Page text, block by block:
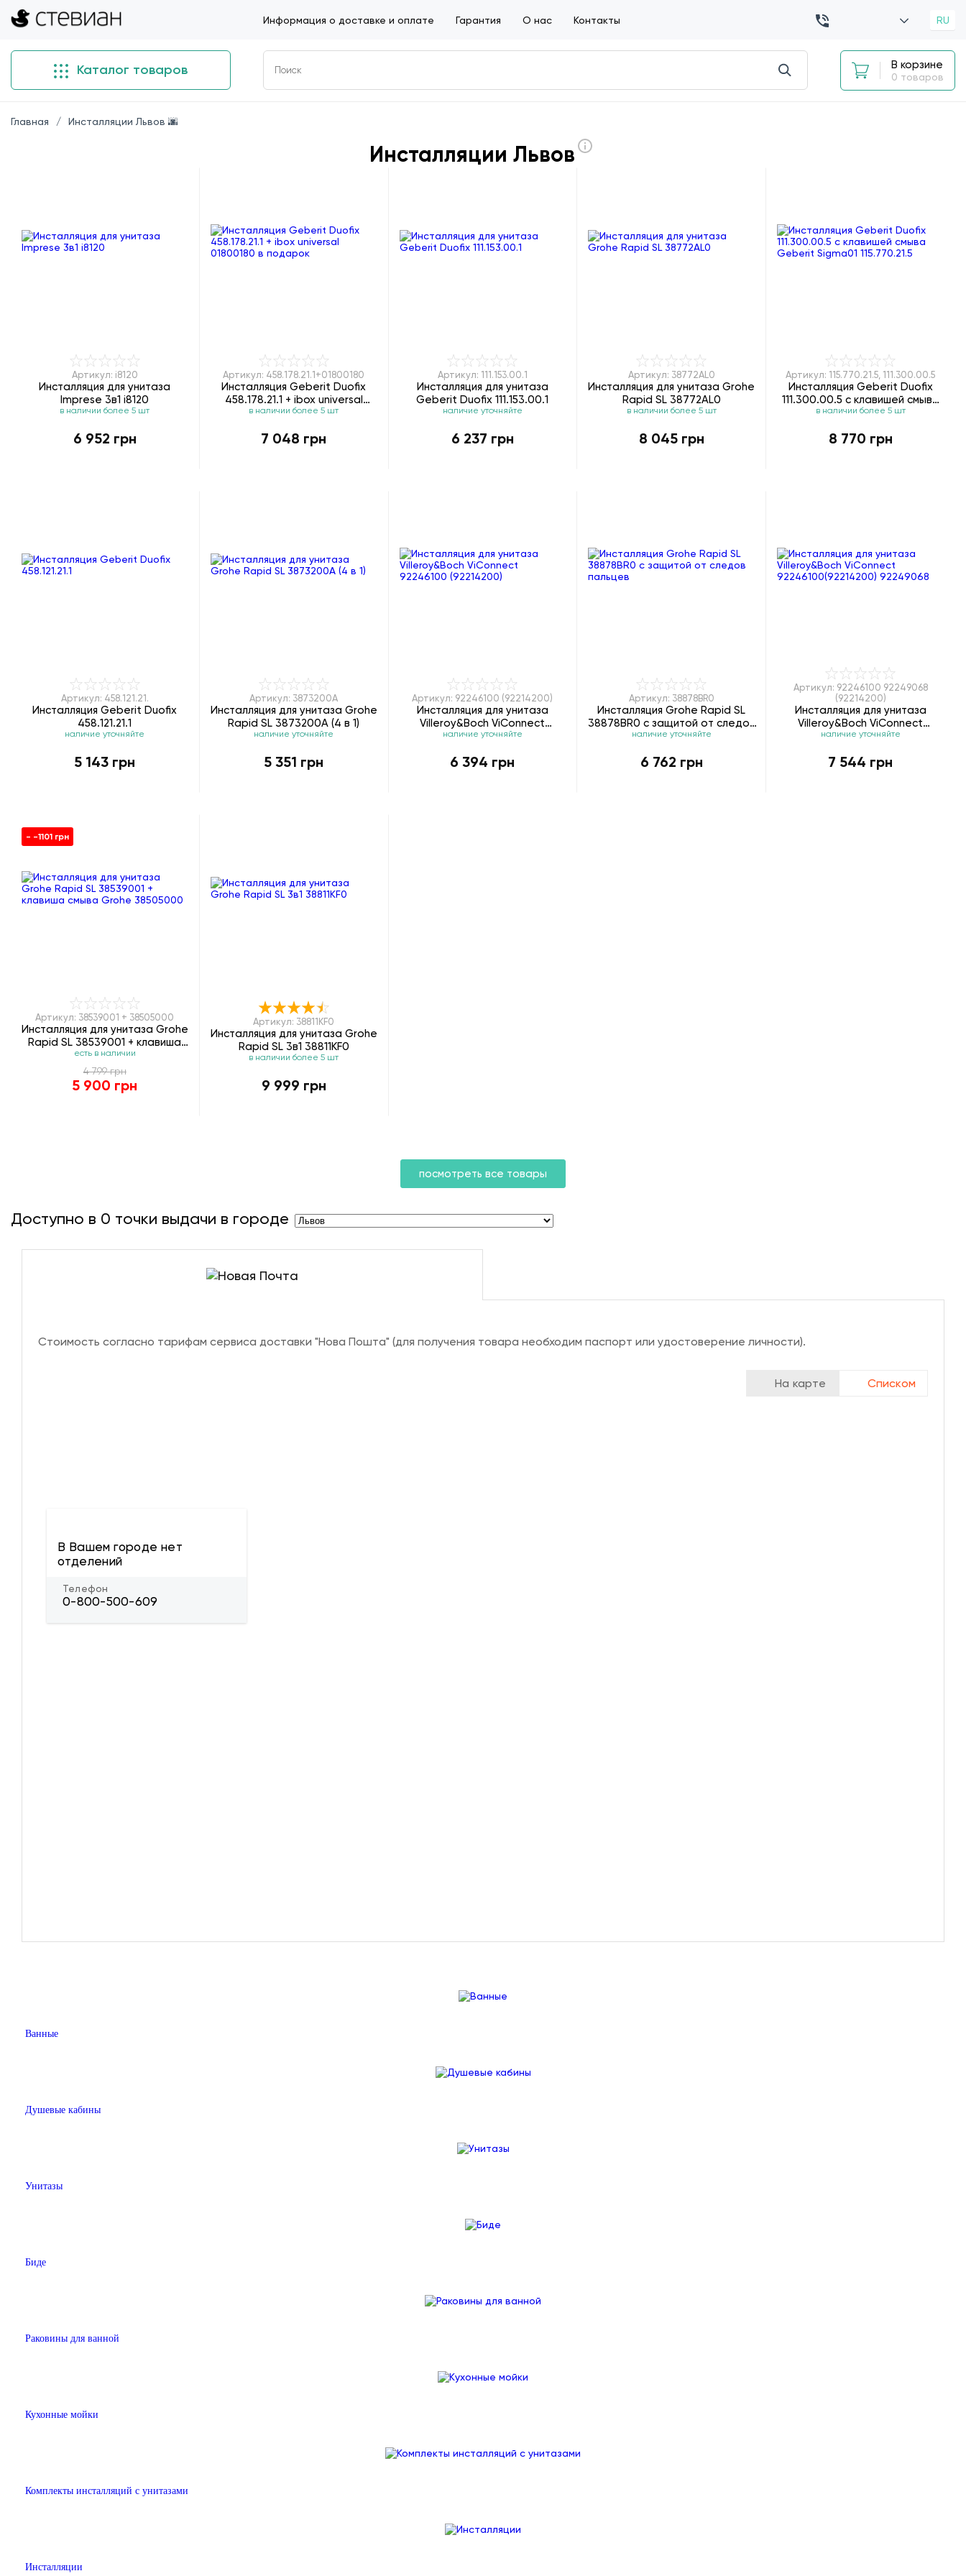
Информация о доставке и оплате Гарантия О нас Контакты RU
Каталог товаров В корзине
0 товаров
Главная Инсталляции Львов 🌆
Инсталляции Львов
Артикул: i8120
Инсталляция для унитаза
Imprese 3в1 i8120
в наличии более 5 шт
6 952 грн
Артикул: 458.178.21.1+01800180
Инсталляция Geberit Duofix
458.178.21.1 + ibox universal
01800180
в наличии более 5 шт
7 048 грн
Артикул: 111.153.00.1
Инсталляция для унитаза
Geberit Duofix 111.153.00.1
наличие уточняйте
6 237 грн
Артикул: 38772AL0
Инсталляция для унитаза Grohe
Rapid SL 38772AL0
в наличии более 5 шт
8 045 грн
Артикул: 115.770.21.5, 111.300.00.5
Инсталляция Geberit Duofix
111.300.00.5 с клавишей смыва
Geberit Sigma01 115.770.21.5
в наличии более 5 шт
8 770 грн
Артикул: 458.121.21.
Инсталляция Geberit Duofix
458.121.21.1
наличие уточняйте
5 143 грн
Артикул: 3873200A
Инсталляция для унитаза Grohe
Rapid SL 3873200А (4 в 1)
наличие уточняйте
5 351 грн
Артикул: 92246100 (92214200)
Инсталляция для унитаза
Villeroy&Boch ViConnect
92246100 (92214200)
наличие уточняйте
6 394 грн
Артикул: 38878BR0
Инсталляция Grohe Rapid SL
38878BR0 с защитой от следов
пальцев
наличие уточняйте
6 762 грн
Артикул: 92246100 92249068
(92214200)
Инсталляция для унитаза
Villeroy&Boch ViConnect
92246100(92214200) 92249068
наличие уточняйте
7 544 грн
- -1101 грн
Артикул: 38539001 + 38505000
Инсталляция для унитаза Grohe
Rapid SL 38539001 + клавиша
смыва Grohe 38505000
есть в наличии
4 799 грн
5 900 грн
Артикул: 38811KF0
Инсталляция для унитаза Grohe
Rapid SL 3в1 38811KF0
в наличии более 5 шт
9 999 грн
посмотреть все товары
Доступно в 0 точки выдачи в городе
Стоимость согласно тарифам сервиса доставки "Нова Пошта" (для получения товара необходим паспорт или удостоверение личности).
На карте Списком
В Вашем городе нет
отделений
Телефон
0-800-500-609
Ванные
Душевые кабины
Унитазы
Биде
Раковины для ванной
Кухонные мойки
Комплекты инсталляций с унитазами
Инсталляции